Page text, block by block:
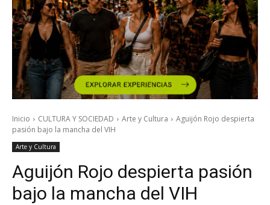
Inicio CULTURA Y SOCIEDAD Arte y Cultura
Aguijón Rojo despierta
pasión bajo la mancha del VIH
Arte y Cultura
Aguijón Rojo despierta pasión
bajo la mancha del VIH